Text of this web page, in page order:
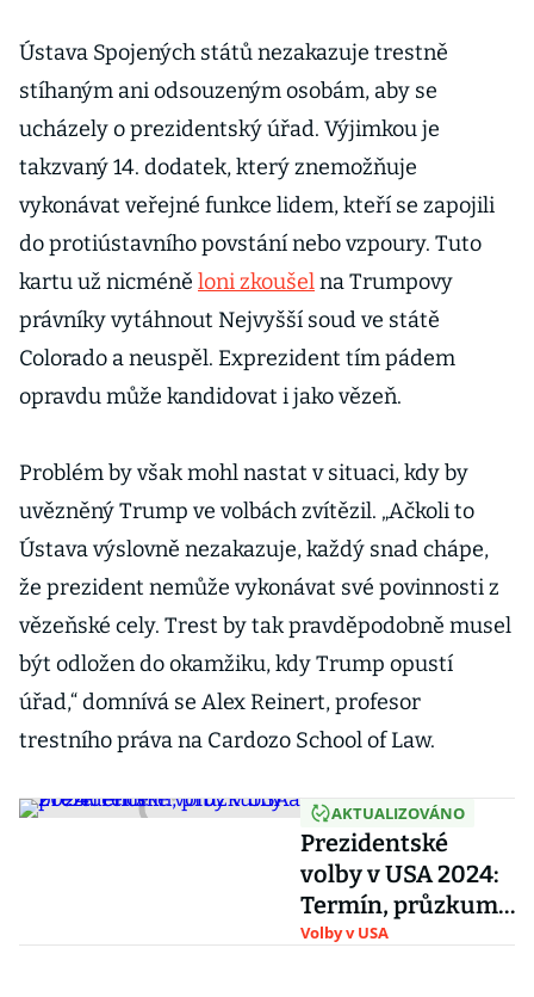
Ústava Spojených států nezakazuje trestně
stíhaným ani odsouzeným osobám, aby se
ucházely o prezidentský úřad. Výjimkou je
takzvaný 14. dodatek, který znemožňuje
vykonávat veřejné funkce lidem, kteří se zapojili
do protiústavního povstání nebo vzpoury. Tuto
kartu už nicméně loni zkoušelna Trumpovy
právníky vytáhnout Nejvyšší soud ve státě
Colorado a neuspěl. Exprezident tím pádem
opravdu může kandidovat i jako vězeň.
Problém by však mohl nastat v situaci, kdy by
uvězněný Trump ve volbách zvítězil. „Ačkoli to
Ústava výslovně nezakazuje, každý snad chápe,
že prezident nemůže vykonávat své povinnosti z
vězeňské cely. Trest by tak pravděpodobně musel
být odložen do okamžiku, kdy Trump opustí
úřad,“ domnívá se Alex Reinert, profesor
trestního práva na Cardozo School of Law.
AKTUALIZOVÁNO
Prezidentské
volby v USA 2024:
Termín, průzkumy
a preference
Volby v USA